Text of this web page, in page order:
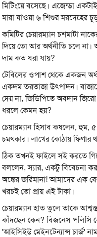
মিটিংয়ে বসেছে। এজেন্ডা
মারা যাওয়া ৬ শিশুর মরদেহের
কমিটির চেয়ারম্যান চশমাটা
দিয়ে তো আর অর্থনীতি চলে না।
দাম কত ধরা যায়?
টেবিলের ওপাশ থেকে একজন
একদম তরতাজা উৎপাদন।
দেয় না, জিডিপিতে অবদান
ধরলে কেমন হয়?
চেয়ারম্যান হিসাব কষলেন, হুম,
চমৎকার। লাখের কোঠায় ফিগার
ঠিক তখনই ফাইলে সই করতে
বললেন, স্যার, একটু বিবেচনা
অঙ্কের জরিমানা! আমাদের এক
খরচই তো প্রায় এই টাকা।
চেয়ারম্যান হাত তুলে তাকে
কাঁদছেন কেন? বিজনেস পলিসি
'আইসিইউ মেইনটেন্যান্স চার্জ'